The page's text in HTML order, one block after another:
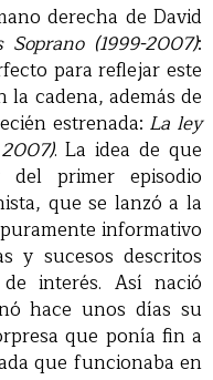
derecha de David
Soprano (1999-2007):
para reflejar este
cadena, además de
estrenada: La ley
. La idea de que
del primer episodio
que se lanzó a la
informativo
y sucesos descritos
interés. Así nació
hace unos días su
que ponía fin a
que funcionaba en